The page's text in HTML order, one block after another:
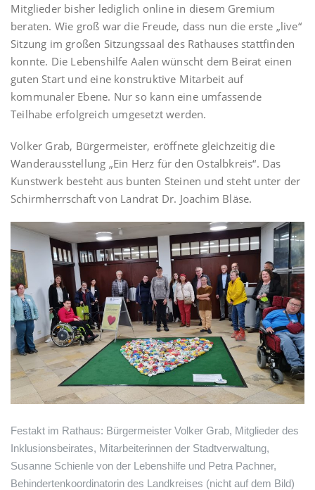
Mitglieder bisher lediglich online in diesem Gremium
beraten. Wie groß war die Freude, dass nun die erste „live“
Sitzung im großen Sitzungssaal des Rathauses stattfinden
konnte. Die Lebenshilfe Aalen wünscht dem Beirat einen
guten Start und eine konstruktive Mitarbeit auf
kommunaler Ebene. Nur so kann eine umfassende
Teilhabe erfolgreich umgesetzt werden.
Volker Grab, Bürgermeister, eröffnete gleichzeitig die
Wanderausstellung „Ein Herz für den Ostalbkreis“. Das
Kunstwerk besteht aus bunten Steinen und steht unter der
Schirmherrschaft von Landrat Dr. Joachim Bläse.
Festakt im Rathaus: Bürgermeister Volker Grab, Mitglieder des
Inklusionsbeirates, Mitarbeiterinnen der Stadtverwaltung,
Susanne Schienle von der Lebenshilfe und Petra Pachner,
Behindertenkoordinatorin des Landkreises (nicht auf dem Bild)